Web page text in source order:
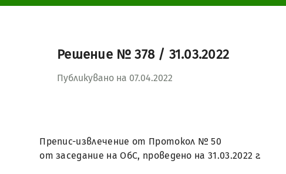
Решение № 378 / 31.03.2022
Публикувано на 07.04.2022
Препис-извлечение от Протокол № 50
от заседание на ОбС, проведено на 31.03.2022 г.